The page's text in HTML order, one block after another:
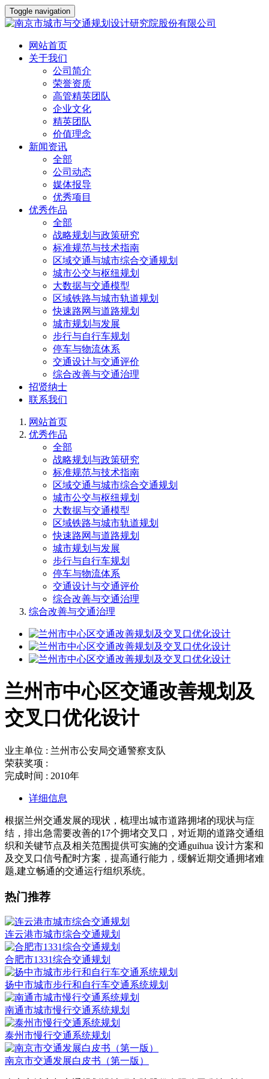
Toggle navigation
网站首页
关于我们
公司简介
荣誉资质
高管精英团队
企业文化
精英团队
价值理念
新闻资讯
全部
公司动态
媒体报导
优秀项目
优秀作品
全部
战略规划与政策研究
标准规范与技术指南
区域交通与城市综合交通规划
城市公交与枢纽规划
大数据与交通模型
区域铁路与城市轨道规划
快速路网与道路规划
城市规划与发展
步行与自行车规划
停车与物流体系
交通设计与交通评价
综合改善与交通治理
招贤纳士
联系我们
网站首页
优秀作品
全部
战略规划与政策研究
标准规范与技术指南
区域交通与城市综合交通规划
城市公交与枢纽规划
大数据与交通模型
区域铁路与城市轨道规划
快速路网与道路规划
城市规划与发展
步行与自行车规划
停车与物流体系
交通设计与交通评价
综合改善与交通治理
综合改善与交通治理
兰州市中心区交通改善规划及
交叉口优化设计
业主单位 : 兰州市公安局交通警察支队
荣获奖项 :
完成时间 : 2010年
详细信息
根据兰州交通发展的现状，梳理出城市道路拥堵的现状与症
结，排出急需要改善的17个拥堵交叉口，对近期的道路交通组
织和关键节点及相关范围提供可实施的交通guihua 设计方案和
及交叉口信号配时方案，提高通行能力，缓解近期交通拥堵难
题,建立畅通的交通运行组织系统。
热门推荐
连云港市城市综合交通规划
合肥市1331综合交通规划
扬中市城市步行和自行车交通系统规划
南通市城市慢行交通系统规划
泰州市慢行交通系统规划
南京市交通发展白皮书（第一版）